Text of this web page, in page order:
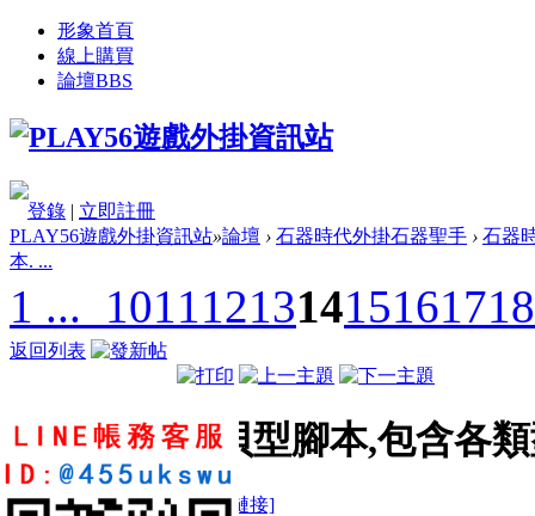
形象首頁
線上購買
論壇BBS
登錄 | 立即註冊
PLAY56遊戲外掛資訊站»論壇 › 石器時代外掛石器聖手 › 石器
本. ...
1 ... 101112131415161718
返回列表
樓主:舞林小帥哥阿貝型腳本,包含各
[複製鏈接]